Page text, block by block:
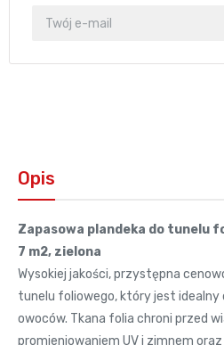
Opis
Zapasowa plandeka do tunelu
7 m2, zielona
Wysokiej jakości, przystępna
tunelu foliowego, który jest idealny
owoców. Tkana folia chroni przed
promieniowaniem UV i zimnem